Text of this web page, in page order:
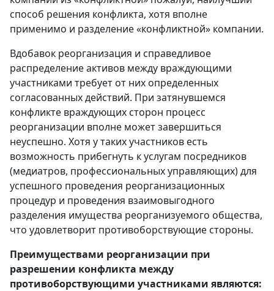
способ решения конфликта, хотя вполне
применимо и разделение «конфликтной» компании.
Вдобавок реорганизация и справедливое
распределение активов между враждующими
участниками требует от них определенных
согласованных действий. При затянувшемся
конфликте враждующих сторон процесс
реорганизации вполне может завершиться
неуспешно. Хотя у таких участников есть
возможность прибегнуть к услугам посредников
(медиатров, профессиональных управляющих) для
успешного проведения реорганизационных
процедур и проведения взаимовыгодного
разделения имущества реорганизуемого общества,
что удовлетворит противоборствующие стороны.
Преимуществами реорганизации при
разрешении конфликта между
противоборствующими участниками являются: